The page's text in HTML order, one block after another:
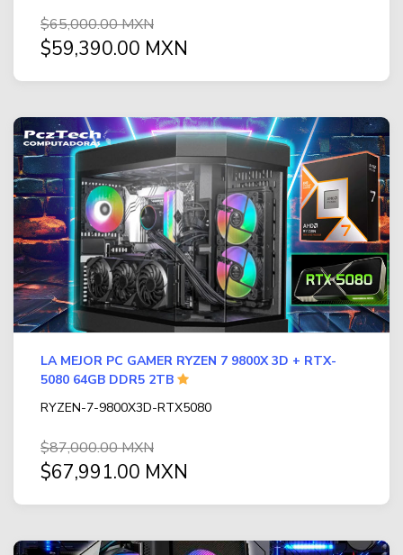
$65,000.00 MXN
$59,390.00 MXN
LA MEJOR PC GAMER RYZEN 7 9800X 3D + RTX-
5080 64GB DDR5 2TB
RYZEN-7-9800X3D-RTX5080
$87,000.00 MXN
$67,991.00 MXN